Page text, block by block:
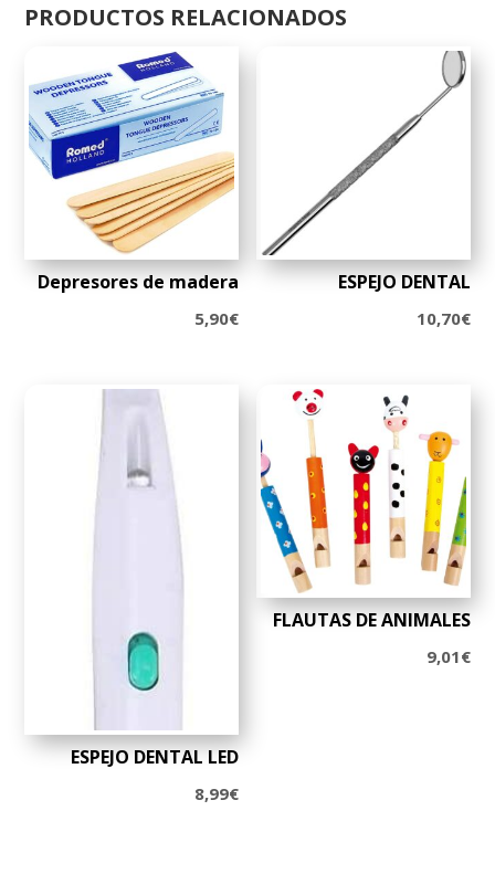
PRODUCTOS RELACIONADOS
Depresores de madera
5,90€
ESPEJO DENTAL
10,70€
ESPEJO DENTAL LED
8,99€
FLAUTAS DE ANIMALES
9,01€